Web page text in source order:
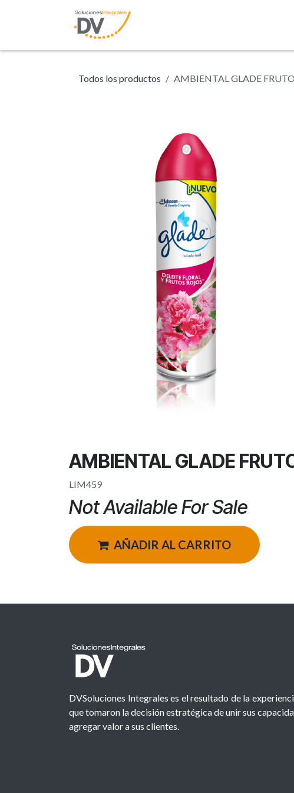
Todos los productos AMBIENTAL GLADE
AMBIENTAL GLADE
LIM459
Not Available For Sale
AÑADIR AL CARRITO
DVSoluciones Integrales es el resultado de la
que tomaron la decisión estratégica de unir sus
agregar valor a sus clientes.